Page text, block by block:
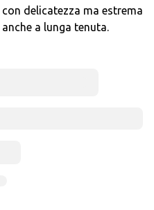
delicatezza ma estrema
a lunga tenuta.